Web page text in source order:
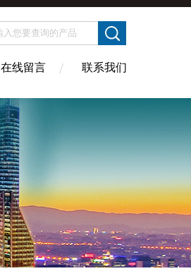
在线留言 联系我们